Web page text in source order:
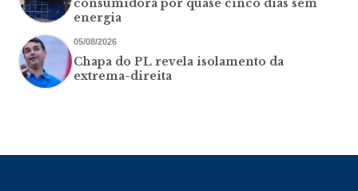
consumidora por quase cinco dias sem
energia
05/08/2026
Chapa do PL revela isolamento da
extrema-direita